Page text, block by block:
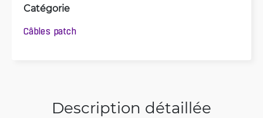
Catégorie
Câbles patch
Description détaillée